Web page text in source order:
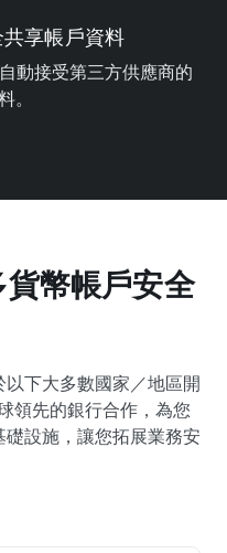
享帳戶資料
動接受第三方供應商的
。
幣帳戶安全
下大多數國家／地區開
領先的銀行合作，為您
設施，讓您拓展業務安